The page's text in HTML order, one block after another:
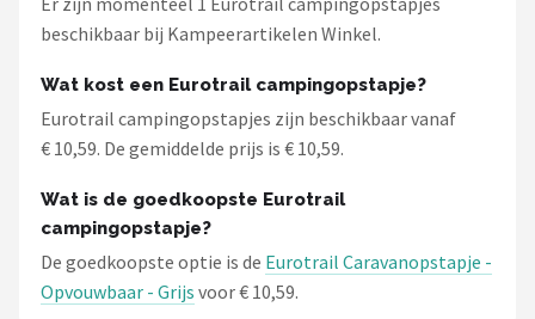
beschikbaar bij Kampeerartikelen Winkel.
Wat kost een Eurotrail campingopstapje?
Eurotrail campingopstapjes zijn beschikbaar vanaf
€ 10,59. De gemiddelde prijs is € 10,59.
Wat is de goedkoopste Eurotrail
campingopstapje?
De goedkoopste optie is de Eurotrail Caravanopstapje -
Opvouwbaar - Grijs voor € 10,59.